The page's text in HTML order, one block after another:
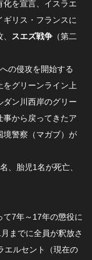
化を宣言、イスラエ
リス・フランスに
スエズ戦争 （第二
の侵攻を開始する
グリーンライン上
ン川西岸のグリー
事から戻ってきたア
境警察（マガブ）が
、胎児1名が死亡、
て7年～17年の懲役に
までに全員が釈放さ
エルセント（現在の